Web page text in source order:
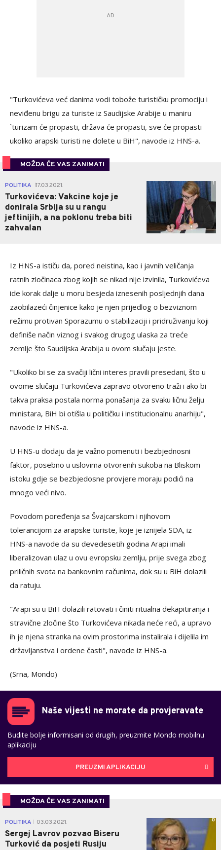
"Turkovićeva već danima vodi tobože turističku promociju i
neviđenu brigu za turiste iz Saudijske Arabije u maniru
`turizam će propasti, država će propasti, sve će propasti
ukoliko arapski turisti ne dolete u BiH", navode iz HNS-a.
MOŽDA ĆE VAS ZANIMATI
POLITIKA 17.03.2021.
Turkovićeva: Vakcine koje je
donirala Srbija su u rangu
jeftinijih, a na poklonu treba biti
zahvalan
1
Iz HNS-a ističu da, pored neistina, kao i javnih veličanja
ratnih zločinaca zbog kojih se nikad nije izvinila, Turkovićeva
ide korak dalje u moru besjeda iznesenih posljednjih dana
zaobilazeći činjenice kako je njen prijedlog o bezviznom
režimu protivan Sporazumu o stabilizaciji i pridruživanju koji
definiše način viznog i svakog drugog ulaska za treće
zemlje što Saudijska Arabija u ovom slučaju jeste.
"Ukoliko bi se za svačiji lični interes pravili presedani, što u
ovome slučaju Turkovićeva zapravo otvoreno traži i ako bi
takva praksa postala norma ponašanja za svaku ličnu želju
ministara, BiH bi otišla u političku i institucionalnu anarhiju",
navode iz HNS-a.
U HNS-u dodaju da je važno pomenuti i bezbjednosni
faktor, posebno u uslovima otvorenih sukoba na Bliskom
istoku gdje se bezbjedosne provjere moraju podići na
mnogo veći nivo.
Povodom poređenja sa Švajcarskom i njihovom
tolerancijom za arapske turiste, koje je iznijela SDA, iz
HNS-a navode da su devedesetih godina Arapi imali
liberalizovan ulaz u ovu evropsku zemlju, prije svega zbog
priličnih svota na bankovnim računima, dok su u BiH dolazili
da ratuju.
"Arapi su u BiH dolazili ratovati i činiti ritualna dekapitiranja i
stravične zločine što Turkovićeva nikada neće reći, a upravo
ih je njena stranka na ovim prostorima instalirala i dijelila im
državljanstva i ordene časti", navode iz HNS-a.
(Srna, Mondo)
Naše vijesti ne morate da provjeravate
Budite bolje informisani od drugih, preuzmite Mondo mobilnu
aplikaciju
PREUZMI APLIKACIJU
MOŽDA ĆE VAS ZANIMATI
POLITIKA 03.03.2021.
Sergej Lavrov pozvao Biseru
Turković da posjeti Rusiju
0